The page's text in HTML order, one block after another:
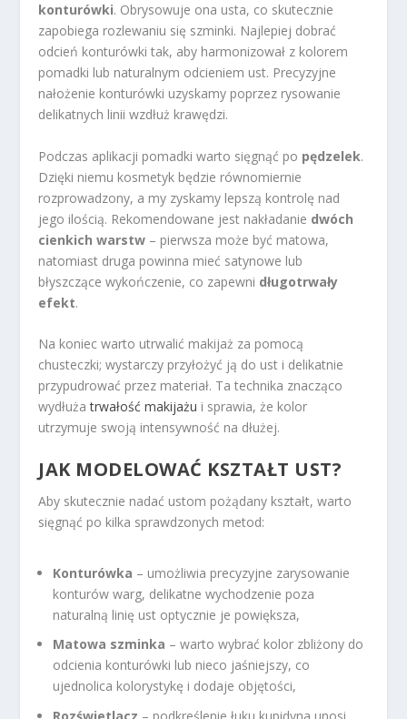
konturówki. Obrysowuje ona usta, co skutecznie
zapobiega rozlewaniu się szminki. Najlepiej dobrać
odcień konturówki tak, aby harmonizował z kolorem
pomadki lub naturalnym odcieniem ust. Precyzyjne
nałożenie konturówki uzyskamy poprzez rysowanie
delikatnych linii wzdłuż krawędzi.
Podczas aplikacji pomadki warto sięgnąć po pędzelek.
Dzięki niemu kosmetyk będzie równomiernie
rozprowadzony, a my zyskamy lepszą kontrolę nad
jego ilością. Rekomendowane jest nakładanie dwóch
cienkich warstw – pierwsza może być matowa,
natomiast druga powinna mieć satynowe lub
błyszczące wykończenie, co zapewni długotrwały
efekt.
Na koniec warto utrwalić makijaż za pomocą
chusteczki; wystarczy przyłożyć ją do ust i delikatnie
przypudrować przez materiał. Ta technika znacząco
wydłużatrwałość makijażu i sprawia, że kolor
utrzymuje swoją intensywność na dłużej.
JAK MODELOWAĆ KSZTAŁT UST?
Aby skutecznie nadać ustom pożądany kształt, warto
sięgnąć po kilka sprawdzonych metod:
Konturówka – umożliwia precyzyjne zarysowanie
konturów warg, delikatne wychodzenie poza
naturalną linię ust optycznie je powiększa,
Matowa szminka – warto wybrać kolor zbliżony do
odcienia konturówki lub nieco jaśniejszy, co
ujednolica kolorystykę i dodaje objętości,